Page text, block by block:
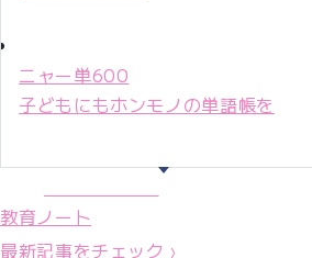
ニャー単600
子どもにもホンモノの単語帳を
教育ノート
最新記事をチェック ›